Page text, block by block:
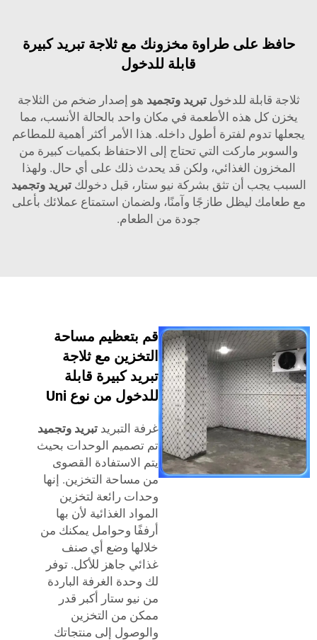
طراوة مخزونك مع ثلاجة تبريد كبيرة
قابلة للدخول
للدخولتبريد وتجميدهو إصدار ضخم من الثلاجة
هذه الأطعمة في مكان واحد بالحالة الأنسب، مما
لفترة أطول داخله. هذا الأمر أكثر أهمية للمطاعم
ماركت التي تحتاج إلى الاحتفاظ بكميات كبيرة من
الغذائي، ولكن قد يحدث ذلك على أي حال. ولهذا
أن تثق بشركة نيو ستار، قبل دخولكتبريد وتجميد
ليظل طازجًا وآمنًا، ولضمان استمتاع عملائك بأعلى
جودة من الطعام.
قم بتعظيم مساحة
التخزين مع ثلاجة
تبريد كبيرة قابلة
للدخول من نوع Uni
غرفة التبريدتبريد وتجميد
تم تصميم الوحدات بحيث
يتم الاستفادة القصوى
من مساحة التخزين. إنها
وحدات رائعة لتخزين
المواد الغذائية لأن بها
أرففًا وحوامل يمكنك من
خلالها وضع أي صنف
غذائي جاهز للأكل. توفر
لك وحدة الغرفة الباردة
من نيو ستار أكبر قدر
ممكن من التخزين
والوصول إلى منتجاتك